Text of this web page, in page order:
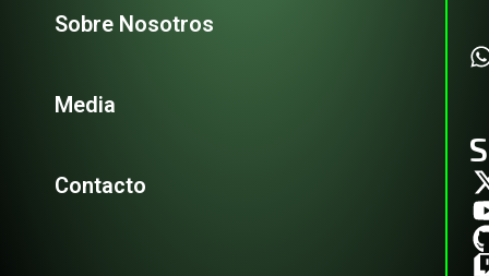
Sobre Nosotros
Media
Contacto